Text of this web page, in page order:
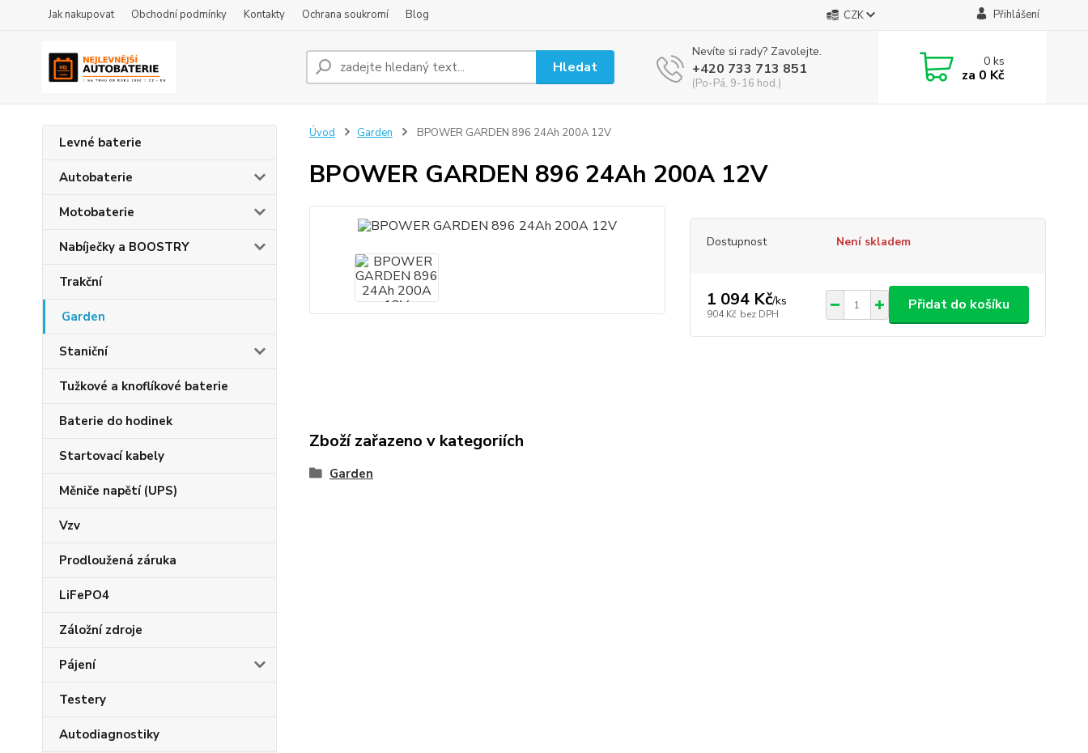
Jak nakupovat Obchodní podmínky Kontakty Ochrana soukromí Blog CZK Přihlášení
Hledat
Nevíte si rady? Zavolejte.
+420 733 713 851
(Po-Pá, 9-16 hod.)
0ks
za 0 Kč
Levné baterie
Autobaterie
Motobaterie
Nabíječky a BOOSTRY
Trakční
Garden
Staniční
Tužkové a knoflíkové baterie
Baterie do hodinek
Startovací kabely
Měniče napětí (UPS)
Vzv
Prodloužená záruka
LiFePO4
Záložní zdroje
Pájení
Testery
Autodiagnostiky
Úvod Garden BPOWER GARDEN 896 24Ah 200A 12V
BPOWER GARDEN 896 24Ah 200A 12V
Dostupnost Není skladem
1 094 Kč/ks
904 Kč bez DPH
Přidat do košíku
Zboží zařazeno v kategoriích
Garden